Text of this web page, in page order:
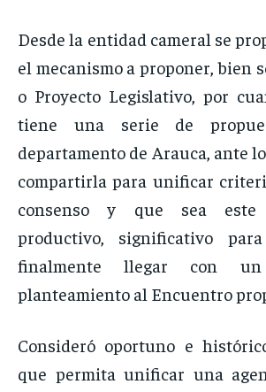
Desde la entidad cameral se
el mecanismo a proponer, bien
o Proyecto Legislativo, por
tiene una serie de
departamento de Arauca, ante
compartirla para unificar
consenso y que sea
productivo, significativo
finalmente llegar con
planteamiento al Encuentro
Consideró oportuno e
que permita unificar una